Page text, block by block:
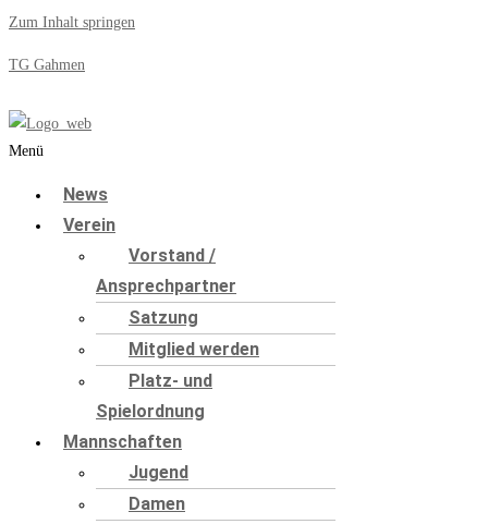
Zum Inhalt springen
TG Gahmen
Menü
News
Verein
Vorstand /
Ansprechpartner
Satzung
Mitglied werden
Platz- und
Spielordnung
Mannschaften
Jugend
Damen